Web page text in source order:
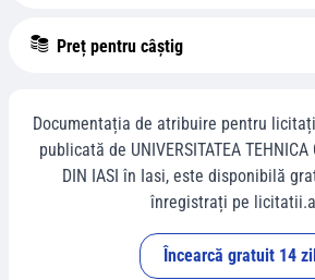
Preț pentru câștig
Documentația de atribuire pentru
publicată de UNIVERSITATEA TEHNICA
DIN IASI în Iasi, este disponibilă
înregistrați pe
Încearcă gratuit 14